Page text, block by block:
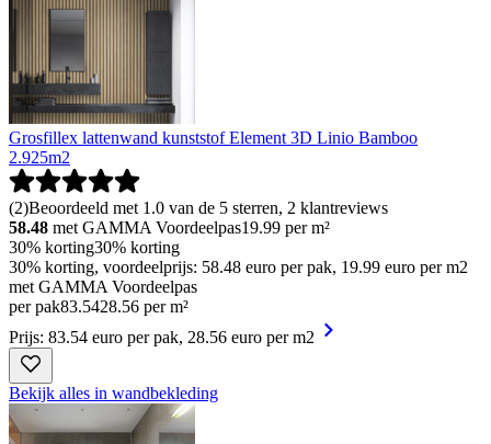
Grosfillex lattenwand kunststof Element 3D Linio Bamboo
2.925m2
(2)Beoordeeld met 1.0 van de 5 sterren, 2 klantreviews
58.48 met GAMMA Voordeelpas19.99 per m²
30% korting30% korting
30% korting, voordeelprijs: 58.48 euro per pak, 19.99 euro per m2
met GAMMA Voordeelpas
per pak83.5428.56 per m²
Prijs: 83.54 euro per pak, 28.56 euro per m2
Bekijk alles in wandbekleding